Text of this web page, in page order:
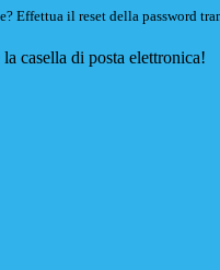
Effettua il reset della password
casella di posta elettronica!